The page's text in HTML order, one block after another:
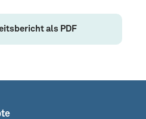
als PDF